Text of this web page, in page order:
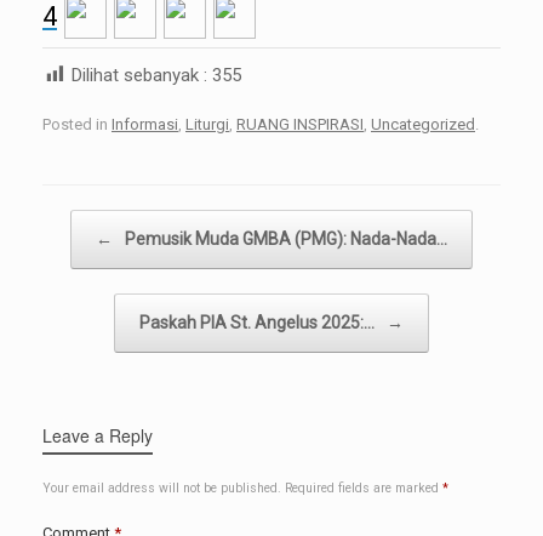
4
Dilihat sebanyak : 355
Posted in Informasi, Liturgi, RUANG INSPIRASI, Uncategorized .
← Pemusik Muda GMBA (PMG): Nada-Nada…
Paskah PIA St. Angelus 2025:… →
Leave a Reply
Your email address will not be published. Required fields are marked *